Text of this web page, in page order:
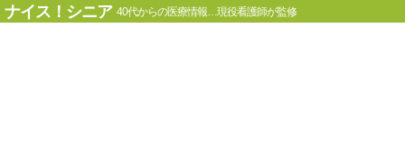
ナイス！シニア 40代からの医療情報…現役看護師が監修